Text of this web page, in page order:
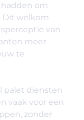
om
Dit welkom
van
meer
te
palet diensten
vaak voor een
zonder